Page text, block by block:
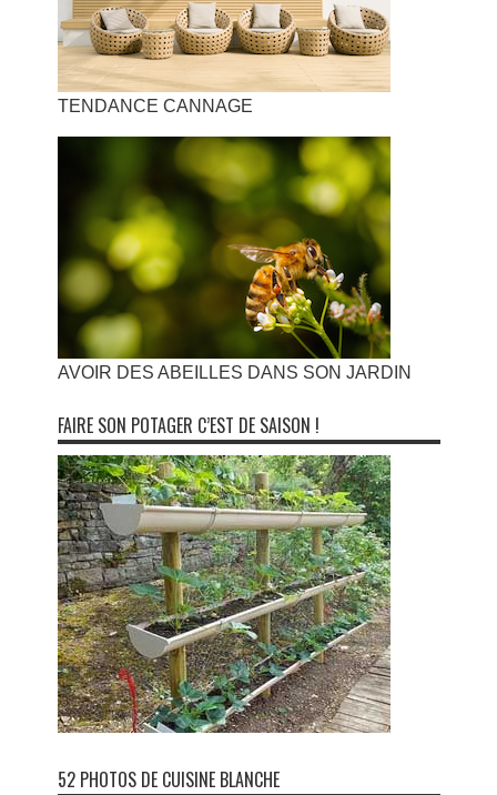
TENDANCE CANNAGE
AVOIR DES ABEILLES DANS SON JARDIN
FAIRE SON POTAGER C’EST DE SAISON !
52 PHOTOS DE CUISINE BLANCHE